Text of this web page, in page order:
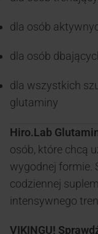
dla osób
dla osób
dla wszystkich
glutaminy
Hiro.Lab
osób, które chcą
wygodnej formie.
codziennej
intensywnego
VIKINGU!